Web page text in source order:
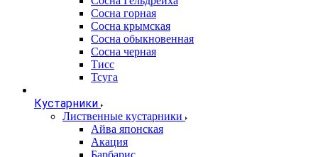
Сосна горная
Сосна крымская
Сосна обыкновенная
Сосна черная
Тисс
Тсуга
Кустарники
Лиственные кустарники
Айва японская
Акация
Барбарис